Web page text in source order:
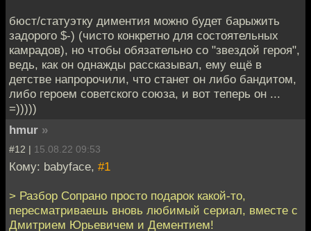
бюст/статуэтку диментия можно будет барыжить
задорого $-) (чисто конкретно для состоятельных
камрадов), но чтобы обязательно со "звездой героя",
ведь, как он однажды рассказывал, ему ещё в
детстве напророчили, что станет он либо бандитом,
либо героем советского союза, и вот теперь он ...
=)))))
hmur »
#12 | 15.08.22 09:53
Кому: babyface, #1
> Разбор Сопрано просто подарок какой-то,
пересматриваешь вновь любимый сериал, вместе с
Дмитрием Юрьевичем и Дементием!